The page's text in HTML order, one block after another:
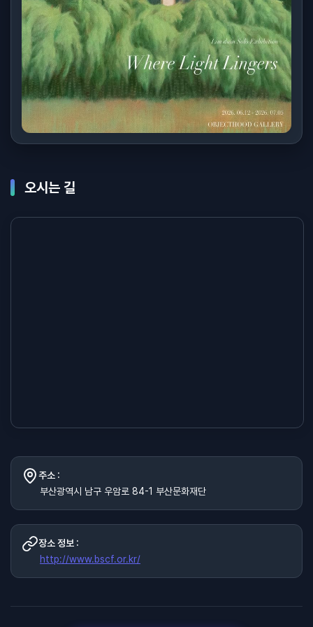
오시는 길
주소 :
부산광역시 남구 우암로 84-1 부산문화재단
장소 정보 :
http://www.bscf.or.kr/